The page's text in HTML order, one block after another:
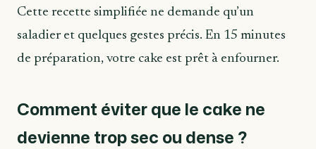
Cette recette simplifiée ne demande qu’un
saladier et quelques gestes précis. En 15 minutes
de préparation, votre cake est prêt à enfourner.
Comment éviter que le cake ne
devienne trop sec ou dense ?